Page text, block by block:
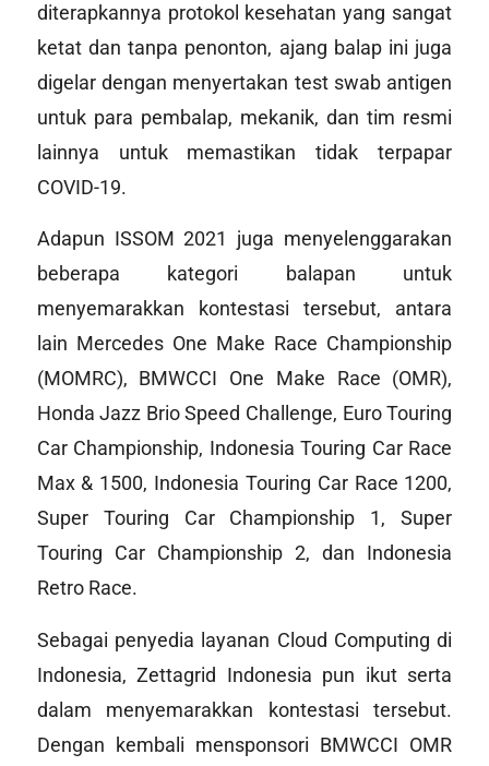
diterapkannya protokol kesehatan yang sangat
ketat dan tanpa penonton, ajang balap ini juga
digelar dengan menyertakan test swab antigen
untuk para pembalap, mekanik, dan tim resmi
lainnya untuk memastikan tidak terpapar
COVID-19.
Adapun ISSOM 2021 juga menyelenggarakan
beberapa kategori balapan untuk
menyemarakkan kontestasi tersebut, antara
lain Mercedes One Make Race Championship
(MOMRC), BMWCCI One Make Race (OMR),
Honda Jazz Brio Speed Challenge, Euro Touring
Car Championship, Indonesia Touring Car Race
Max & 1500, Indonesia Touring Car Race 1200,
Super Touring Car Championship 1, Super
Touring Car Championship 2, dan Indonesia
Retro Race.
Sebagai penyedia layanan Cloud Computing di
Indonesia, Zettagrid Indonesia pun ikut serta
dalam menyemarakkan kontestasi tersebut.
Dengan kembali mensponsori BMWCCI OMR